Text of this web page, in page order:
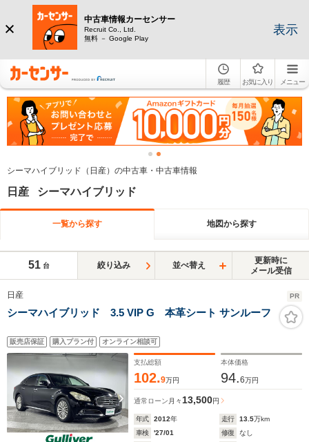
中古車情報カーセンサー
Recruit Co., Ltd.
無料 － Google Play
表示
履歴 お気に入り メニュー
シーマハイブリッド（日産）の中古車・中古車情報
日産 シーマハイブリッド
一覧から探す 地図から探す
51 台 絞り込み 並べ替え
更新時に
メール受信
日産 PR
シーマハイブリッド 3.5 VIP G 本革シート サンルーフ
販売店保証 購入プラン付 オンライン相談可
支払総額
102.9万円
本体価格
94.6万円
通常ローン 月々13,500円
年式 2012年 走行 13.5万km
車検
'27/01 修復
なし